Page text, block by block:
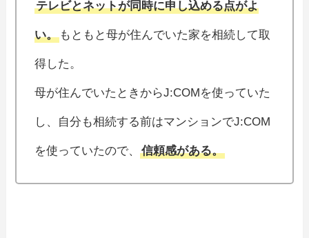
テレビとネットが同時に申し込める点がよ
い。もともと母が住んでいた家を相続して取
得した。
母が住んでいたときからJ:COMを使っていた
し、自分も相続する前はマンションでJ:COM
を使っていたので、 信頼感がある。